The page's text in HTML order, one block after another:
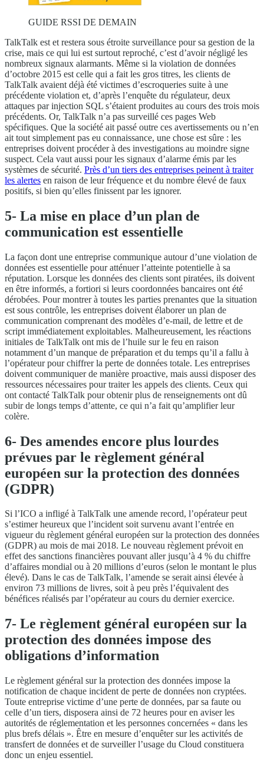
GUIDE RSSI DE DEMAIN
TalkTalk est et restera sous étroite surveillance pour sa gestion de la
crise, mais ce qui lui est surtout reproché, c’est d’avoir négligé les
nombreux signaux alarmants. Même si la violation de données
d’octobre 2015 est celle qui a fait les gros titres, les clients de
TalkTalk avaient déjà été victimes d’escroqueries suite à une
précédente violation et, d’après l’enquête du régulateur, deux
attaques par injection SQL s’étaient produites au cours des trois mois
précédents. Or, TalkTalk n’a pas surveillé ces pages Web
spécifiques. Que la société ait passé outre ces avertissements ou n’en
ait tout simplement pas eu connaissance, une chose est sûre : les
entreprises doivent procéder à des investigations au moindre signe
suspect. Cela vaut aussi pour les signaux d’alarme émis par les
systèmes de sécurité. Près d’un tiers des entreprises peinent à traiter
les alertes en raison de leur fréquence et du nombre élevé de faux
positifs, si bien qu’elles finissent par les ignorer.
5- La mise en place d’un plan de
communication est essentielle
La façon dont une entreprise communique autour d’une violation de
données est essentielle pour atténuer l’atteinte potentielle à sa
réputation. Lorsque les données des clients sont piratées, ils doivent
en être informés, a fortiori si leurs coordonnées bancaires ont été
dérobées. Pour montrer à toutes les parties prenantes que la situation
est sous contrôle, les entreprises doivent élaborer un plan de
communication comprenant des modèles d’e-mail, de lettre et de
script immédiatement exploitables. Malheureusement, les réactions
initiales de TalkTalk ont mis de l’huile sur le feu en raison
notamment d’un manque de préparation et du temps qu’il a fallu à
l’opérateur pour chiffrer la perte de données totale. Les entreprises
doivent communiquer de manière proactive, mais aussi disposer des
ressources nécessaires pour traiter les appels des clients. Ceux qui
ont contacté TalkTalk pour obtenir plus de renseignements ont dû
subir de longs temps d’attente, ce qui n’a fait qu’amplifier leur
colère.
6- Des amendes encore plus lourdes
prévues par le règlement général
européen sur la protection des données
(GDPR)
Si l’ICO a infligé à TalkTalk une amende record, l’opérateur peut
s’estimer heureux que l’incident soit survenu avant l’entrée en
vigueur du règlement général européen sur la protection des données
(GDPR) au mois de mai 2018. Le nouveau règlement prévoit en
effet des sanctions financières pouvant aller jusqu’à 4 % du chiffre
d’affaires mondial ou à 20 millions d’euros (selon le montant le plus
élevé). Dans le cas de TalkTalk, l’amende se serait ainsi élevée à
environ 73 millions de livres, soit à peu près l’équivalent des
bénéfices réalisés par l’opérateur au cours du dernier exercice.
7- Le règlement général européen sur la
protection des données impose des
obligations d’information
Le règlement général sur la protection des données impose la
notification de chaque incident de perte de données non cryptées.
Toute entreprise victime d’une perte de données, par sa faute ou
celle d’un tiers, disposera ainsi de 72 heures pour en aviser les
autorités de réglementation et les personnes concernées « dans les
plus brefs délais ». Être en mesure d’enquêter sur les activités de
transfert de données et de surveiller l’usage du Cloud constituera
donc un enjeu essentiel.